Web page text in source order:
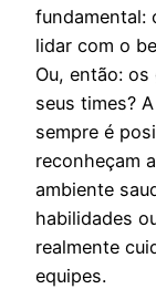
fundamental:
lidar com o
Ou, então:
seus times?
sempre é
reconheçam
ambiente
habilidades
realmente
equipes.